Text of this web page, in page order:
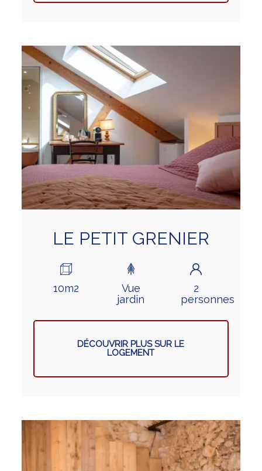
LE PETIT GRENIER
10m2
Vue
jardin
2
personnes
DÉCOUVRIR PLUS SUR LE
LOGEMENT